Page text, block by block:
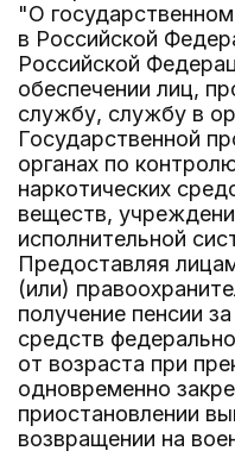
"О
в Российской
Российской
обеспечении лиц,
службу, службу в
Государственной
органах по
наркотических
веществ,
исполнительной
Предоставляя
(или)
получение пенсии
средств
от возраста при
одновременно
приостановлении
возвращении на